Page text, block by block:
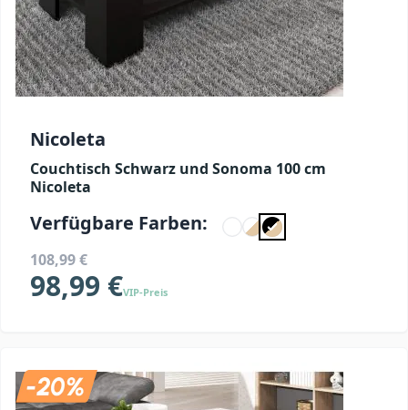
Nicoleta
Couchtisch Schwarz und Sonoma 100 cm
Nicoleta
Verfügbare Farben:
108,99 €
98,99 €VIP-Preis